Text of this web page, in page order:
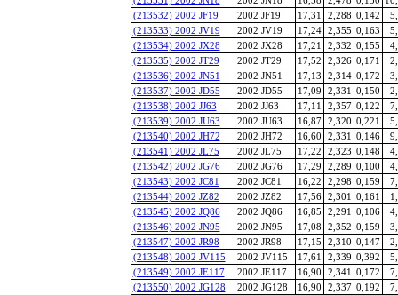
(213532) 2002 JF19
2002 JF19 17,31 2,288 0,142
(213533) 2002 JV19
2002 JV19 17,24 2,355 0,163
(213534) 2002 JX28
2002 JX28 17,21 2,332 0,155
(213535) 2002 JT29
2002 JT29 17,52 2,326 0,171
(213536) 2002 JN51
2002 JN51 17,13 2,314 0,172
(213537) 2002 JD55
2002 JD55 17,09 2,331 0,150
(213538) 2002 JJ63
2002 JJ63 17,11 2,357 0,122
(213539) 2002 JU63
2002 JU63 16,87 2,320 0,221
(213540) 2002 JH72
2002 JH72 16,60 2,331 0,146
(213541) 2002 JL75
2002 JL75 17,22 2,323 0,148
(213542) 2002 JG76
2002 JG76 17,29 2,289 0,100
(213543) 2002 JC81
2002 JC81 16,22 2,298 0,159
(213544) 2002 JZ82
2002 JZ82 17,56 2,301 0,161
(213545) 2002 JQ86
2002 JQ86 16,85 2,291 0,106
(213546) 2002 JN95
2002 JN95 17,08 2,352 0,159
(213547) 2002 JR98
2002 JR98 17,15 2,310 0,147
(213548) 2002 JV115
2002 JV115 17,61 2,339 0,392
(213549) 2002 JE117
2002 JE117 16,90 2,341 0,172
(213550) 2002 JG128
2002 JG128 16,90 2,337 0,192